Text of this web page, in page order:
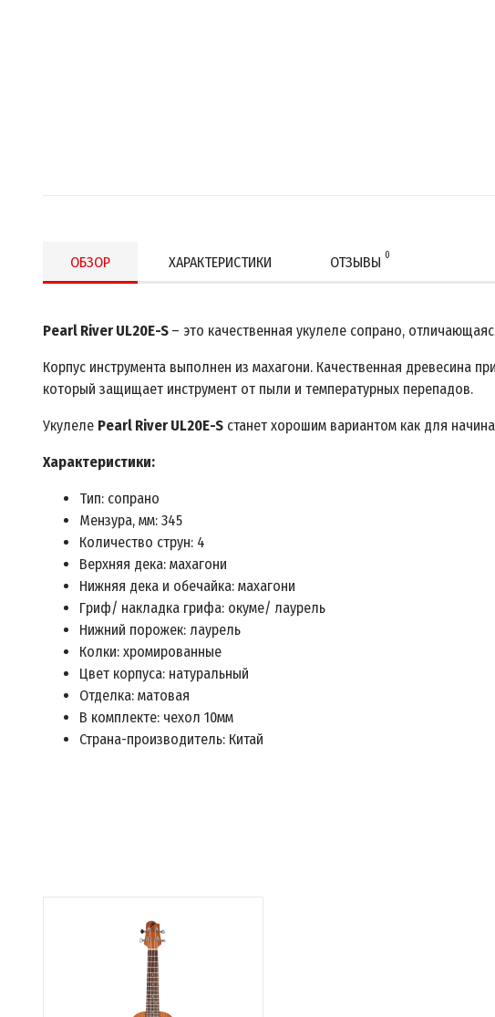
ОБЗОР ХАРАКТЕРИСТИКИ ОТЗЫВЫ 0
Pearl River UL20E-S – это качественная укулеле сопрано,
Корпус инструмента выполнен из махагони. Качественная древесина
который защищает инструмент от пыли и температурных перепадов.
Укулеле Pearl River UL20E-S станет хорошим вариантом как для
Характеристики:
Тип: сопрано
Мензура, мм: 345
Количество струн: 4
Верхняя дека: махагони
Нижняя дека и обечайка: махагони
Гриф/ накладка грифа: окуме/ лаурель
Нижний порожек: лаурель
Колки: хромированные
Цвет корпуса: натуральный
Отделка: матовая
В комплекте: чехол 10мм
Страна-производитель: Китай